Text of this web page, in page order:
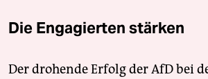
Die Engagierten stärken
Der drohende Erfolg der AfD bei